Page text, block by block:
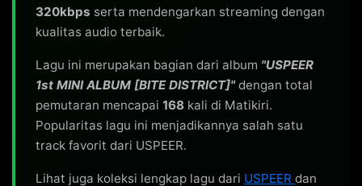
320kbps serta mendengarkan streaming dengan
kualitas audio terbaik.
Lagu ini merupakan bagian dari album "USPEER
1st MINI ALBUM [BITE DISTRICT]"dengan total
pemutaran mencapai 168 kali di Matikiri.
Popularitas lagu ini menjadikannya salah satu
track favorit dari USPEER.
Lihat juga koleksi lengkap lagu dari USPEER dan